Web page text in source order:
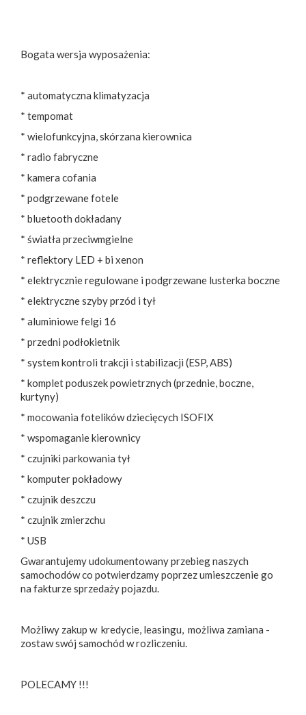
Bogata wersja wyposażenia:
* automatyczna klimatyzacja
* tempomat
* wielofunkcyjna, skórzana kierownica
* radio fabryczne
* kamera cofania
* podgrzewane fotele
* bluetooth dokładany
* światła przeciwmgielne
* reflektory LED + bi xenon
* elektrycznie regulowane i podgrzewane lusterka boczne
* elektryczne szyby przód i tył
* aluminiowe felgi 16
* przedni podłokietnik
* system kontroli trakcji i stabilizacji (ESP, ABS)
* komplet poduszek powietrznych (przednie, boczne,
kurtyny)
* mocowania fotelików dziecięcych ISOFIX
* wspomaganie kierownicy
* czujniki parkowania tył
* komputer pokładowy
* czujnik deszczu
* czujnik zmierzchu
* USB
Gwarantujemy udokumentowany przebieg naszych
samochodów co potwierdzamy poprzez umieszczenie go
na fakturze sprzedaży pojazdu.
Możliwy zakup w kredycie, leasingu, możliwa zamiana -
zostaw swój samochód w rozliczeniu.
POLECAMY !!!